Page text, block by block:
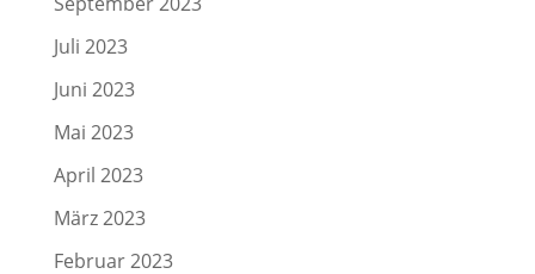
Juli 2023
Juni 2023
Mai 2023
April 2023
März 2023
Februar 2023